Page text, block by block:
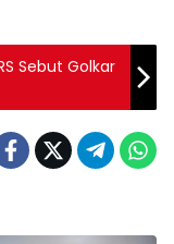
Sebut Golkar